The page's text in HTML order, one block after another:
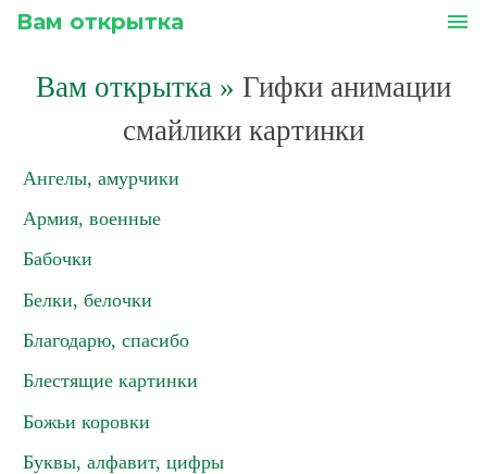
Вам открытка menu
Вам открытка » Гифки анимации
смайлики картинки
Ангелы, амурчики
Армия, военные
Бабочки
Белки, белочки
Благодарю, спасибо
Блестящие картинки
Божьи коровки
Буквы, алфавит, цифры